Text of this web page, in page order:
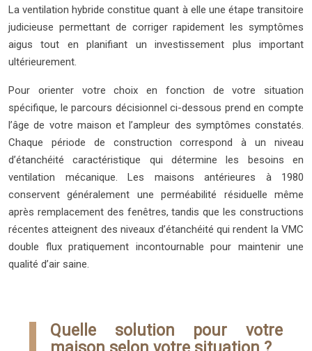
La ventilation hybride constitue quant à elle une étape transitoire
judicieuse permettant de corriger rapidement les symptômes
aigus tout en planifiant un investissement plus important
ultérieurement.
Pour orienter votre choix en fonction de votre situation
spécifique, le parcours décisionnel ci-dessous prend en compte
l’âge de votre maison et l’ampleur des symptômes constatés.
Chaque période de construction correspond à un niveau
d’étanchéité caractéristique qui détermine les besoins en
ventilation mécanique. Les maisons antérieures à 1980
conservent généralement une perméabilité résiduelle même
après remplacement des fenêtres, tandis que les constructions
récentes atteignent des niveaux d’étanchéité qui rendent la VMC
double flux pratiquement incontournable pour maintenir une
qualité d’air saine.
Quelle solution pour votre